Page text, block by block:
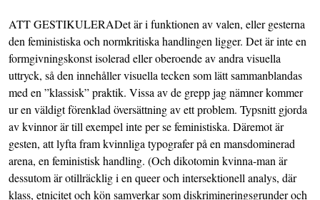
ATT GESTIKULERADet är i funktionen av valen, eller gesterna
den feministiska och normkritiska handlingen ligger. Det är inte en
formgivningskonst isolerad eller oberoende av andra visuella
uttryck, så den innehåller visuella tecken som lätt sammanblandas
med en ”klassisk” praktik. Vissa av de grepp jag nämner kommer
ur en väldigt förenklad översättning av ett problem. Typsnitt gjorda
av kvinnor är till exempel inte per se feministiska. Däremot är
gesten, att lyfta fram kvinnliga typografer på en mansdominerad
arena, en feministisk handling. (Och dikotomin kvinna-man är
dessutom är otillräcklig i en queer och intersektionell analys, där
klass, etnicitet och kön samverkar som diskrimineringsgrunder och